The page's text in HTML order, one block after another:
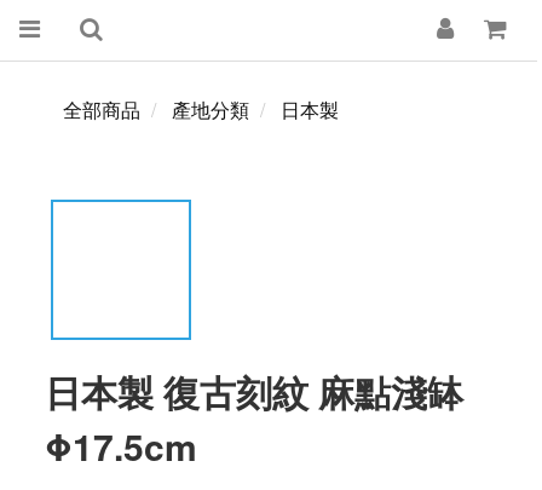
全部商品 產地分類 日本製
日本製 復古刻紋 麻點淺缽
Φ17.5cm